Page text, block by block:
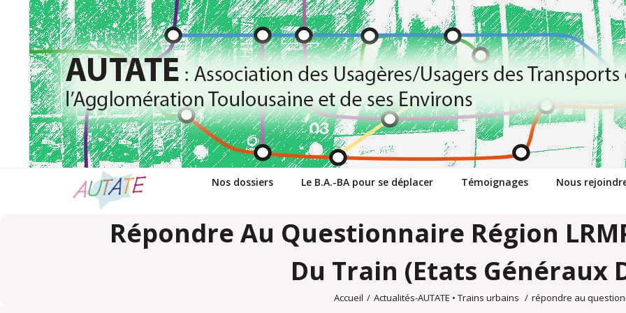
contenu
Nos dossiers Le B.A.-BA pour se déplacer Témoignages Nous
Répondre Au Questionnaire Région
Du Train (Etats Généraux
Accueil / Actualités-AUTATE • Trains urbains / répondre au